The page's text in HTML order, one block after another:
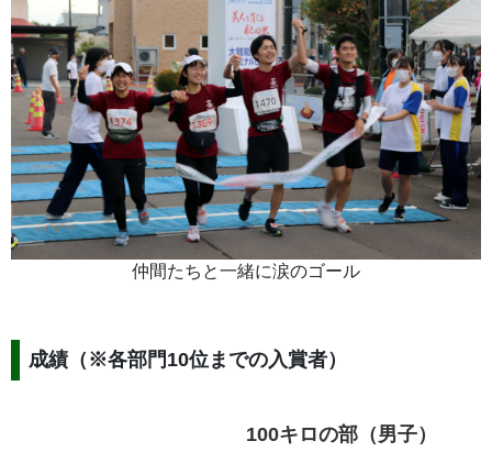
仲間たちと一緒に涙のゴール
成績（※各部門10位までの入賞者）
100キロの部（男子）